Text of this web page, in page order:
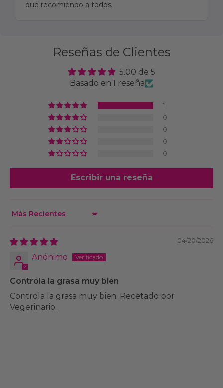
que recomiendo a todos.
Reseñas de Clientes
5.00 de 5
Basado en 1 reseña
1
0
0
0
0
Escribir una reseña
Sort by
04/20/2026
Anónimo
Controla la grasa muy bien
Controla la grasa muy bien. Recetado por
Vegerinario.